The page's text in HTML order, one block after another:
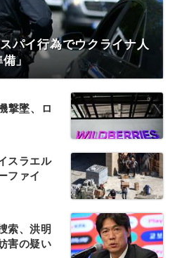
パイ行為でウクライナ人
備」
撃墜、ロ
スラエル
ファイ
索、洪明
害の疑い